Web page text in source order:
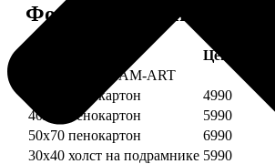
Форматы и цены
Цена, руб.
Картины DREAM-ART
30х40 пенокартон
4990
40х60 пенокартон
5990
50х70 пенокартон
6990
30х40 холст на подрамнике 5990